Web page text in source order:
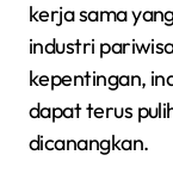
kerja sama
industri
kepentingan,
dapat terus
dicanangkan.